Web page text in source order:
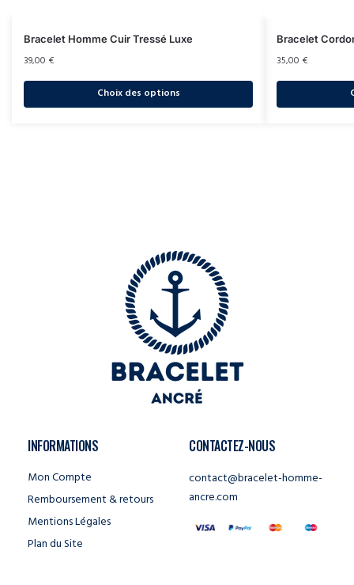
Bracelet Homme Cuir Tressé Luxe
39,00 €
Choix des options
Bracelet
35,00 €
INFORMATIONS
Mon Compte
Remboursement & retours
Mentions Légales
Plan du Site
CONTACTEZ-NOUS
contact@bracelet-homme-
ancre.com